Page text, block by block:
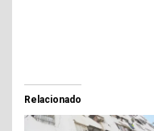
Relacionado